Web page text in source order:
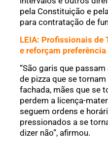
pela Constituição e
para contratação de
LEIA: Profissionais de
e reforçam preferência
“São garis que
de pizza que se
fachada, mães que se
perdem a licença-
seguem ordens e
pressionados a se
dizer não”, afirmou.